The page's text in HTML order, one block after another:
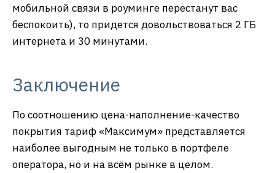
мобильной связи в роуминге перестанут вас
беспокоить), то придется довольствоваться 2 ГБ
интернета и 30 минутами.
Заключение
По соотношению цена-наполнение-качество
покрытия тариф «Максимум» представляется
наиболее выгодным не только в портфеле
оператора, но и на всём рынке в целом.